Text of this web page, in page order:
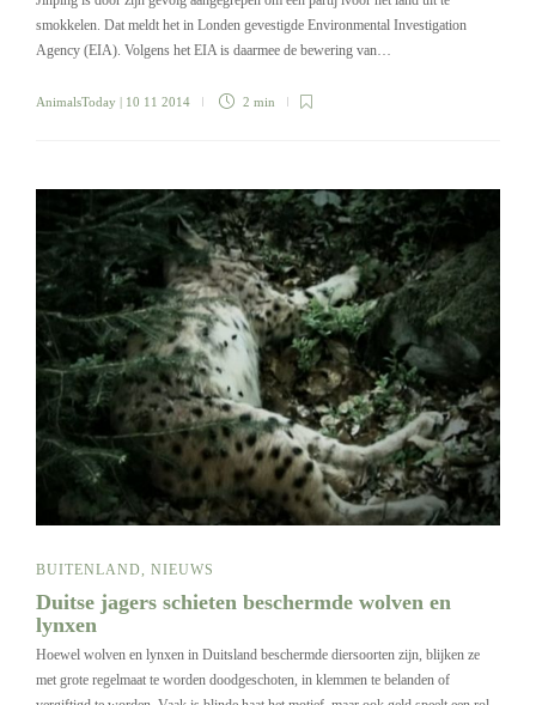
smokkelen. Dat meldt het in Londen gevestigde Environmental Investigation
Agency (EIA). Volgens het EIA is daarmee de bewering van…
AnimalsToday | 10 11 2014 2 min
BUITENLAND, NIEUWS
Duitse jagers schieten beschermde wolven en
lynxen
Hoewel wolven en lynxen in Duitsland beschermde diersoorten zijn, blijken ze
met grote regelmaat te worden doodgeschoten, in klemmen te belanden of